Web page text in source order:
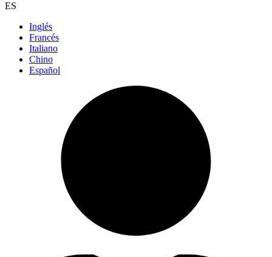
ES
Inglés
Francés
Italiano
Chino
Español